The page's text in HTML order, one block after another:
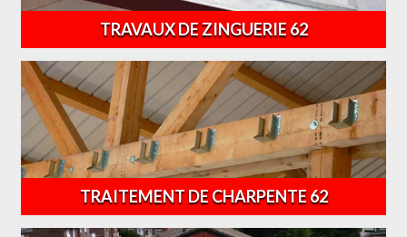
TRAVAUX DE ZINGUERIE 62
TRAITEMENT DE CHARPENTE 62